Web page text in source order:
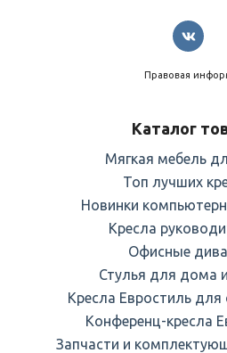
Правовая
Каталог
Мягкая мебель
Топ лучших
Новинки
Кресла
Офисные
Стулья для дома
Кресла Евростиль для
Конференц-кресла
Запчасти и